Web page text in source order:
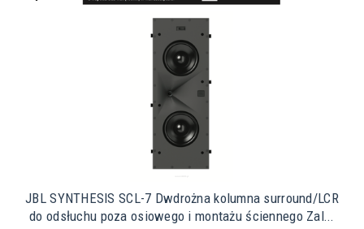
JBL SYNTHESIS SCL-7 Dwdrożna kolumna surround/LCR
do odsłuchu poza osiowego i montażu ściennego Zal...